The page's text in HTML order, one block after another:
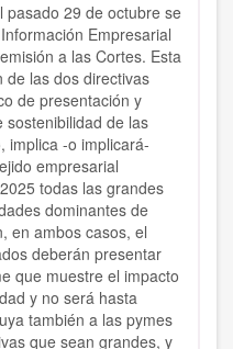
pasado 29 de octubre se
Empresarial
a las Cortes. Esta
de las dos directivas
de presentación y
sostenibilidad de las
implica -o implicará-
empresarial
todas las grandes
dominantes de
en ambos casos, el
deberán presentar
que muestre el impacto
y no será hasta
también a las pymes
que sean grandes, y